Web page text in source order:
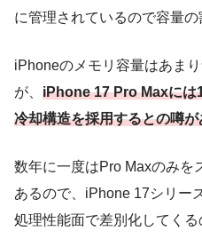
に管理されているので容量の
iPhoneのメモリ容量はあま
が、 iPhone 17 Pro Maxには
冷却構造を採用するとの噂
数年に一度はPro Maxのみを
あるので、iPhone 17シリー
処理性能面で差別化してくる